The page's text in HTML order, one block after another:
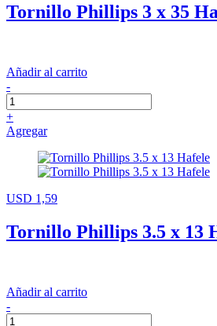
Tornillo Phillips 3 x 35
Añadir al carrito
-
+
Agregar
USD 1,59
Tornillo Phillips 3.5 x 13
Añadir al carrito
-